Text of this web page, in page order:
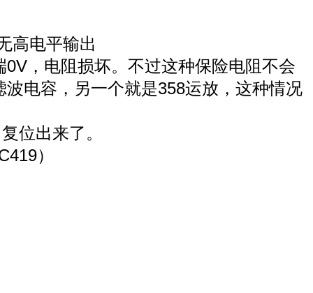
高电平输出
，电阻损坏。不过这种保险电阻不会
电容，另一个就是358运放，这种情况
位出来了。
）